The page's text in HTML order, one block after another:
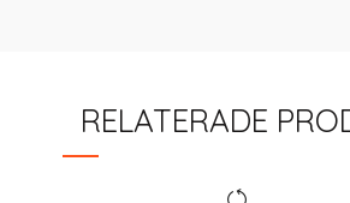
RELATERADE